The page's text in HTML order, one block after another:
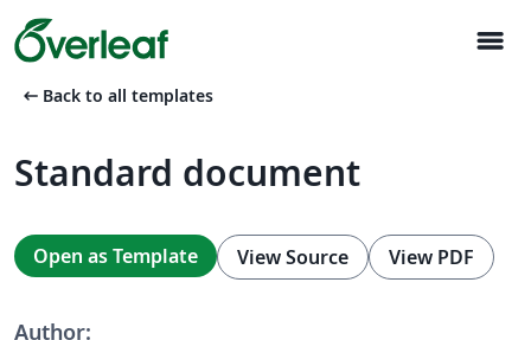
menu
arrow_left_alt Back to all templates
Standard document
Open as Template View Source View PDF
Author: